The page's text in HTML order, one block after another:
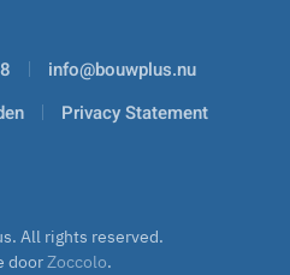
info@bouwplus.nu
Privacy Statement
All rights reserved.
door Zoccolo.